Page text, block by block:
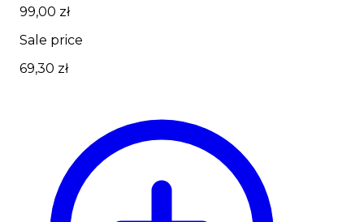
99,00 zł
Sale price
69,30 zł